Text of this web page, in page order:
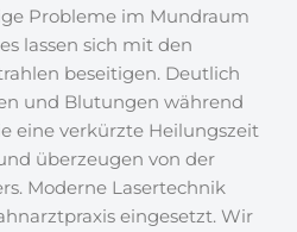
Probleme im Mundraum
lassen sich mit den
beseitigen. Deutlich
und Blutungen während
eine verkürzte Heilungszeit
überzeugen von der
Moderne Lasertechnik
eingesetzt. Wir